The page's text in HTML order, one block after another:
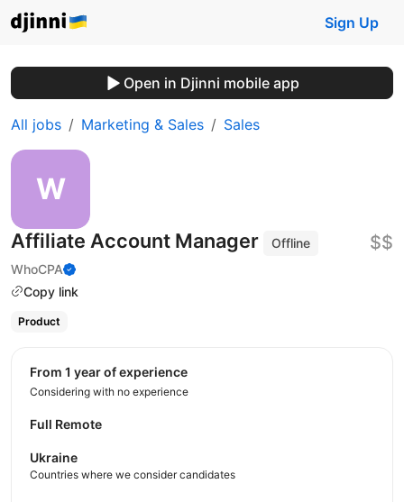
Sign Up
Open in Djinni mobile app
All jobs Marketing & Sales Sales
Affiliate Account Manager
Offline
WhoCPA
Copy link
$$
Product
from 1 year of experience
Considering with no experience
Full Remote
Ukraine
Countries where we consider candidates